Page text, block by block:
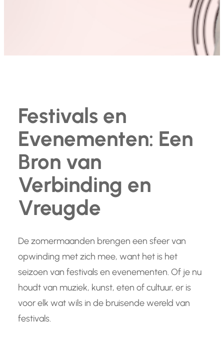
Festivals en
Evenementen: Een
Bron van
Verbinding en
Vreugde
De zomermaanden brengen een sfeer van
opwinding met zich mee, want het is het
seizoen van festivals en evenementen. Of je nu
houdt van muziek, kunst, eten of cultuur, er is
voor elk wat wils in de bruisende wereld van
festivals.